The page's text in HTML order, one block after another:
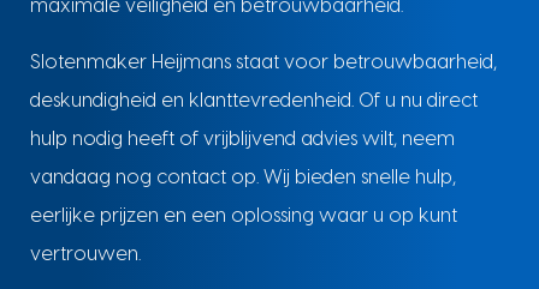
maximale veiligheid en betrouwbaarheid.
Slotenmaker Heijmans staat voor betrouwbaarheid,
deskundigheid en klanttevredenheid. Of u nu direct
hulp nodig heeft of vrijblijvend advies wilt, neem
vandaag nog contact op. Wij bieden snelle hulp,
eerlijke prijzen en een oplossing waar u op kunt
vertrouwen.